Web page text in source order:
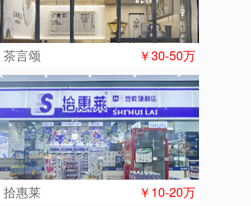
茶言颂 ￥30-50万
拾惠莱 ￥10-20万